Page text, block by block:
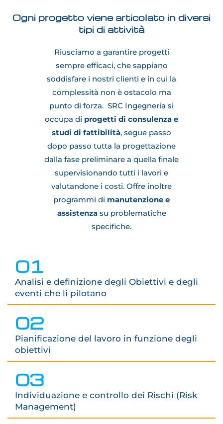
Ogni progetto viene articolato in diversi
tipi di attività
Riusciamo a garantire progetti
sempre efficaci, che sappiano
soddisfare i nostri clienti e in cui la
complessità non è ostacolo ma
punto di forza. SRC Ingegneria si
occupa di progetti di consulenza e
studi di fattibilità, segue passo
dopo passo tutta la progettazione
dalla fase preliminare a quella finale
supervisionando tutti i lavori e
valutandone i costi. Offre inoltre
programmi di manutenzione e
assistenza su problematiche
specifiche.
01
Analisi e definizione degli Obiettivi e degli
eventi che li pilotano
02
Pianificazione del lavoro in funzione degli
obiettivi
03
Individuazione e controllo dei Rischi (Risk
Management)